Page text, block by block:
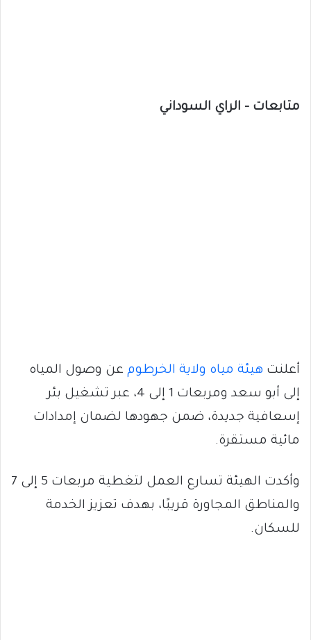
متابعات – الراي السوداني
أعلنت هيئة مياه ولاية الخرطوم عن وصول المياه
إلى أبو سعد ومربعات 1 إلى 4، عبر تشغيل بئر
إسعافية جديدة، ضمن جهودها لضمان إمدادات
مائية مستقرة.
وأكدت الهيئة تسارع العمل لتغطية مربعات 5 إلى 7
والمناطق المجاورة قريبًا، بهدف تعزيز الخدمة
للسكان.